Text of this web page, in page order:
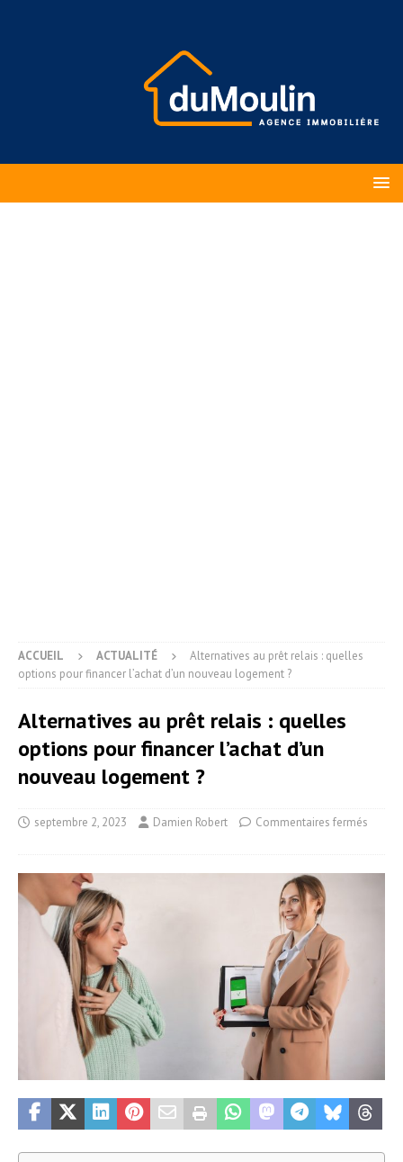
ACCUEIL ACTUALITÉ
Alternatives au prêt relais : quelles
options pour financer l’achat d’un nouveau logement ?
Alternatives au prêt relais : quelles
options pour financer l’achat d’un
nouveau logement ?
septembre 2, 2023 Damien Robert Commentaires fermés